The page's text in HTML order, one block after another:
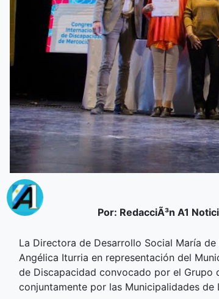
Por: RedacciÃ³n A1
La Directora de Desarrollo Social María
Angélica Iturria en representación del
de Discapacidad convocado por el Grupo
conjuntamente por las Municipalidades de